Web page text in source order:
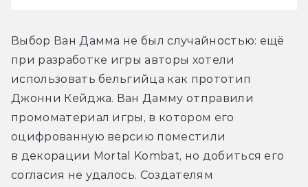
Выбор Ван Дамма не был случайностью: ещё
при разработке игры авторы хотели
использовать бельгийца как прототип
Джонни Кейджа. Ван Дамму отправили
промоматериал игры, в котором его
оцифрованную версию поместили
в декорации Mortal Kombat, но добиться его
согласия не удалось. Создателям